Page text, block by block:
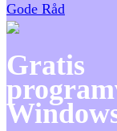
Gode Råd
Gratis